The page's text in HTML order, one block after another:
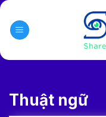
Skip
content
Thuật ngữ